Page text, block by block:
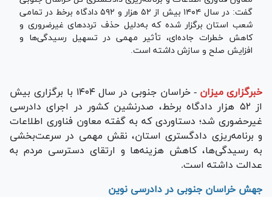
گفت: در سال ۱۴۰۴ بیش از ۵۲ هزار و ۵۹۲ دادگاه برخط در تمامی
شعب استان برگزار شده که به‌دلیل حذف تردد‌های غیرضروری و
کاهش خطرات جاده‌ای، تأثیر مهمی در تسهیل رسیدگی‌ها و
افزایش صلح و سازش داشته است.
خبرگزاری میزان -
خراسان جنوبی در سال ۱۴۰۴ با برگزاری بیش
از ۵۲ هزار دادگاه برخط، صدرنشین کشور در اجرای دادرسی
غیرحضوری شد؛ دستاوردی که به گفته معاون فناوری اطلاعات
و برنامه‌ریزی دادگستری استان، نقش مهمی در سرعت‌بخشی
به رسیدگی‌ها، کاهش هزینه‌ها و ارتقای دسترسی مردم به
عدالت داشته است.
جهش خراسان جنوبی در دادرسی نوین